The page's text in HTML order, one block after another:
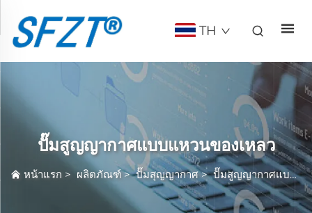
TH
ปั๊มสูญญากาศแบบแหวนของเหลว
หน้าแรก >ผลิตภัณฑ์>ปั๊มสุญญากาศ>ปั๊มสูญญากาศแบบแหวนของเหลว